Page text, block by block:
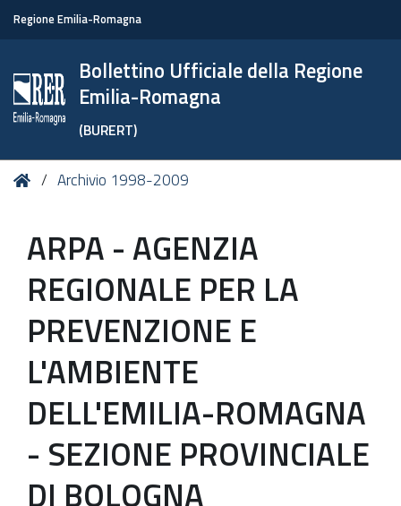
Regione Emilia-Romagna
Bollettino Ufficiale della Regione
Emilia-Romagna
(BURERT)
Tu HomeArchivio 1998-2009
ARPA - AGENZIA
REGIONALE PER LA
PREVENZIONE E
L'AMBIENTE
DELL'EMILIA-ROMAGNA
- SEZIONE PROVINCIALE
DI BOLOGNA